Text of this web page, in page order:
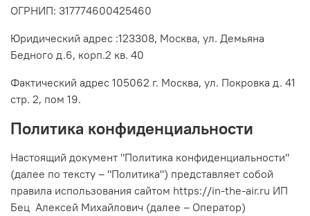
ОГРНИП: 317774600425460
Юридический адрес :123308, Москва, ул. Демьяна
Бедного д.6, корп.2 кв. 40
Фактический адрес 105062 г. Москва, ул. Покровка д. 41
стр. 2, пом 19.
Политика конфиденциальности
Настоящий документ "Политика конфиденциальности"
(далее по тексту – "Политика") представляет собой
правила использования сайтом https://in-the-air.ru ИП
Бец Алексей Михайлович (далее – Оператор)